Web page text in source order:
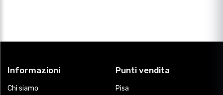
Informazioni
Chi siamo
Punti vendita
Pisa